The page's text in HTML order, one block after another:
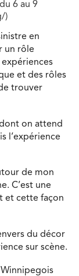
6 au 9
)
en
un rôle
et des rôles
trouver
on attend
l’expérience
de mon
C’est une
et cette façon
du décor
sur scène.
Winnipegois